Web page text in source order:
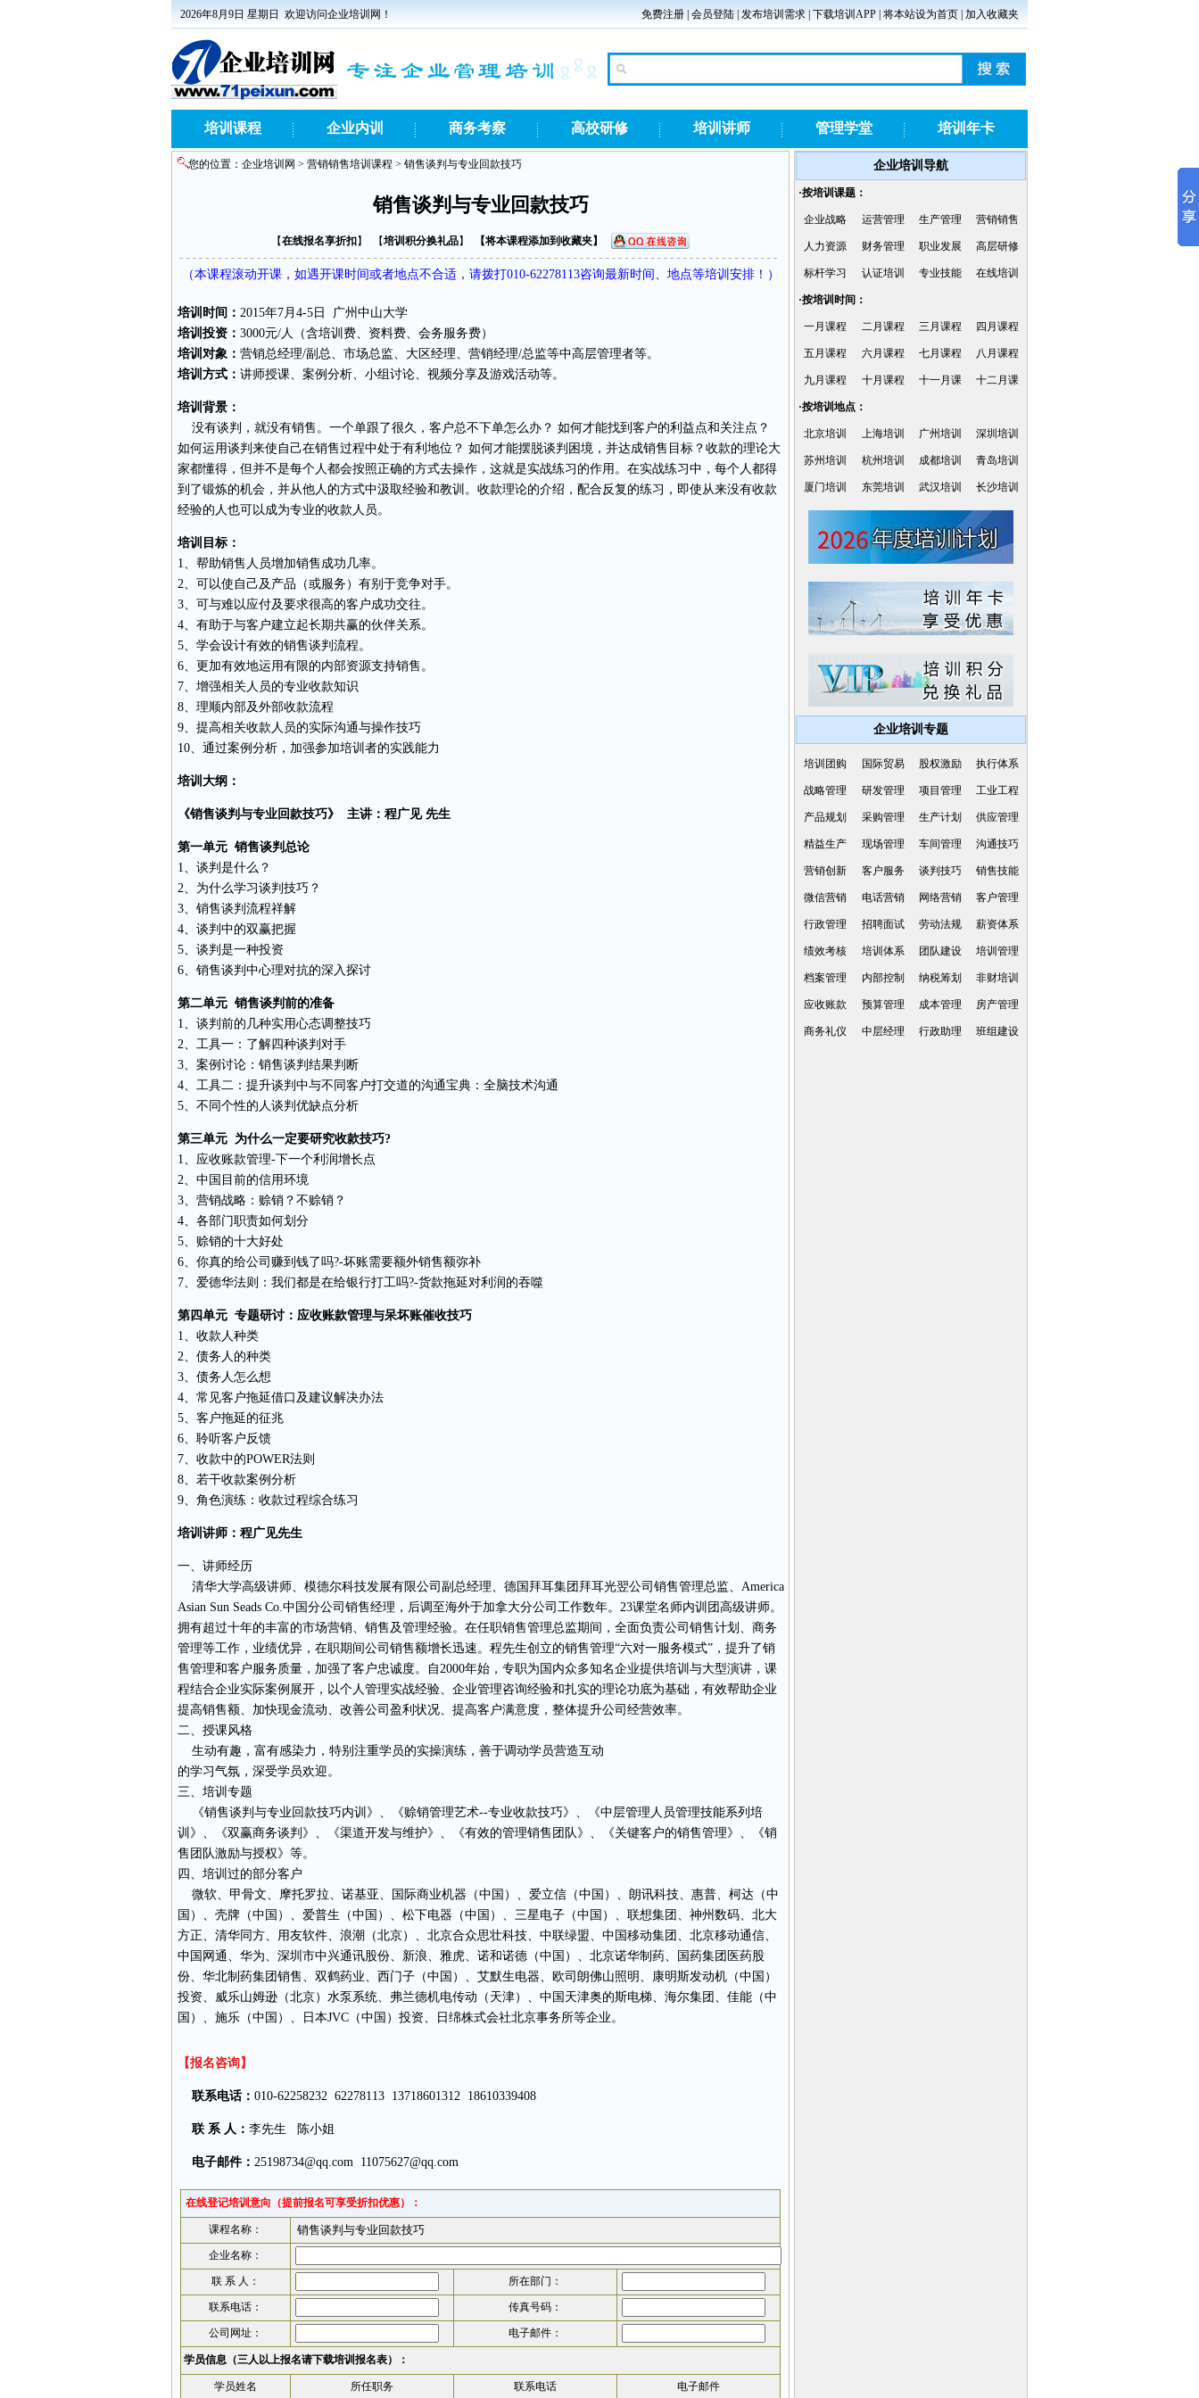
2026年8月9日 星期日 欢迎访问企业培训网！ 免费注册 会员登陆 发布培训需求 下载培训APP 将本站设为首页 加入收藏夹
培训课程 企业内训 商务考察 高校研修 培训讲师 管理学堂 培训年卡
您的位置： 企业培训网 > 营销销售培训课程 > 销售谈判与专业回款技巧
销售谈判与专业回款技巧
【在线报名享折扣】 【培训积分换礼品】 【将本课程添加到收藏夹】
（本课程滚动开课，如遇开课时间或者地点不合适，请拨打010-62278113咨询最新时间、地点等培训安排！）
培训时间： 2015年7月4-5日 广州中山大学
培训投资： 3000元/人（含培训费、资料费、会务服务费）
培训对象： 营销总经理/副总、市场总监、大区经理、营销经理/总监等中高层管理者等。
培训方式： 讲师授课、案例分析、小组讨论、视频分享及游戏活动等。
培训背景：
没有谈判，就没有销售。一个单跟了很久，客户总不下单怎么办？ 如何才能找到客户的利益点和关注点？
如何运用谈判来使自己在销售过程中处于有利地位？ 如何才能摆脱谈判困境，并达成销售目标？收款的理论大
家都懂得，但并不是每个人都会按照正确的方式去操作，这就是实战练习的作用。在实战练习中，每个人都得
到了锻炼的机会，并从他人的方式中汲取经验和教训。收款理论的介绍，配合反复的练习，即使从来没有收款
经验的人也可以成为专业的收款人员。
培训目标：
1、帮助销售人员增加销售成功几率。
2、可以使自己及 产品 （或服务）有别于竞争对手。
3、可与难以应付及要求很高的客户成功交往。
4、有助于与客户建立起长期共赢的伙伴关系。
5、学会设计有效的销售谈判 流程。
6、更加有效地运用有限的内部资源支持销售。
7、增强相关人员的专业收款知识
8、理顺内部及外部收款流程
9、提高相关收款人员的实际沟通与操作技巧
10、通过案例分析，加强参加培训者的实践能力
培训大纲：
《销售谈判与专业回款技巧》 主讲：程广见 先生
第一单元 销售谈判总论
1、谈判是什么？
2、为什么学习谈判技巧？
3、销售谈判流程祥解
4、谈判中的双赢把握
5、谈判是一种投资
6、销售谈判中心理对抗的深入探讨
第二单元 销售谈判前的准备
1、谈判前的几种实用心态调整技巧
2、 工具一：了解四种谈判对手
3、案例讨论：销售谈判结果判断
4、工具二：提升谈判中与不同客户打交道的沟通宝典：全脑技术沟通
5、不同个性的人谈判优缺点分析
第三单元 为什么一定要研究收款技巧?
1、应收账款管理-下一个利润增长点
2、中国目前的信用环境
3、营销战略：赊销？不赊销？
4、各部门职责如何划分
5、赊销的十大好处
6、你真的给公司赚到钱了吗?-坏账需要额外销售额弥补
7、爱德华法则：我们都是在给银行打工吗?-货款拖延对利润的吞噬
第四单元 专题研讨：应收账款管理与呆坏账催收技巧
1、收款人种类
2、债务人的种类
3、债务人怎么想
4、常见客户拖延借口及建议解决办法
5、客户拖延的征兆
6、聆听客户反馈
7、收款中的POWER法则
8、若干收款案例分析
9、角色演练：收款过程综合练习
培训讲师：程广见先生
一、讲师经历
清华大学高级讲师、模德尔科技发展有限公司副总经理、德国拜耳集团拜耳光翌公司销售管理总监、America
Asian Sun Seads Co.中国分公司销售经理，后调至海外于加拿大分公司工作数年。23课堂名师内训 团高级讲师。
拥有超过十年的丰富的市场营销、销售及管理经验。在任职销售管理总监期间，全面负责公司销售计划、商务
管理等工作，业绩优异，在职期间公司销售额增长迅速。程先生创立的销售管理“六对一服务模式”，提升了销
售管理和客户服务质量，加强了客户忠诚度。自2000年始，专职为国内众多知名企业提供培训与大型演讲，课
程结合企业实际案例展开，以个人管理实战经验、企业管理咨询经验和扎实的理论功底为基础，有效帮助企业
提高销售额、加快现金流动、改善公司盈利状况、提高客户满意度，整体提升公司经营效率。
二、授课风格
生动有趣，富有感染力，特别注重学员的实操演练，善于调动学员营造互动
的学习气氛，深受学员欢迎。
三、培训专题
《销售谈判与专业回款技巧内训》、《赊销管理艺术--专业收款技巧》、《中层管理人员管理技能系列培
训》、《双赢商务谈判》、《渠道开发与维护》、《有效的管理销售团队》、《关键客户的销售管理》、《销
售团队激励与授权》等。
四、培训过的部分客户
微软、甲骨文、摩托罗拉、诺基亚、国际商业机器（中国）、爱立信（中国）、朗讯科技、惠普、柯达（中
国）、壳牌（中国）、爱普生（中国）、松下电器（中国）、三星电子（中国）、联想集团、神州数码、北大
方正、清华同方、用友软件、浪潮（北京）、北京合众思壮科技、中联绿盟、中国移动集团、北京移动通信、
中国网通、华为、深圳市中兴通讯股份、新浪、雅虎、诺和诺德（中国）、北京诺华制药、国药集团医药股
份、华北制药集团销售、双鹤药业、西门子（中国）、艾默生电器、欧司朗佛山照明、康明斯发动机（中国）
投资、威乐山姆逊（北京）水泵系统、弗兰德机电传动（天津）、中国天津奥的斯电梯、海尔集团、佳能（中
国）、施乐（中国）、日本JVC（中国）投资、日绵株式会社北京事务所等企业。
【报名咨询】
联系电话： 010-62258232 62278113 13718601312 18610339408
联 系 人： 李先生 陈小姐
电子邮件： 25198734@qq.com 11075627@qq.com
在线登记培训意向（提前报名可享受折扣优惠）：
课程名称：
企业名称：
联 系 人： 所在部门：
联系电话： 传真号码：
公司网址： 电子邮件：
学员信息（三人以上报名请下载培训报名表）：
学员姓名 所任职务 联系电话 电子邮件
企业培训导航
·按培训课题：
企业战略 运营管理 生产管理 营销销售
人力资源 财务管理 职业发展 高层研修
标杆学习 认证培训 专业技能 在线培训
·按培训时间：
一月课程 二月课程 三月课程 四月课程
五月课程 六月课程 七月课程 八月课程
九月课程 十月课程 十一月课 十二月课
·按培训地点：
北京培训 上海培训 广州培训 深圳培训
苏州培训 杭州培训 成都培训 青岛培训
厦门培训 东莞培训 武汉培训 长沙培训
企业培训专题
培训团购 国际贸易 股权激励 执行体系
战略管理 研发管理 项目管理 工业工程
产品规划 采购管理 生产计划 供应管理
精益生产 现场管理 车间管理 沟通技巧
营销创新 客户服务 谈判技巧 销售技能
微信营销 电话营销 网络营销 客户管理
行政管理 招聘面试 劳动法规 薪资体系
绩效考核 培训体系 团队建设 培训管理
档案管理 内部控制 纳税筹划 非财培训
应收账款 预算管理 成本管理 房产管理
商务礼仪 中层经理 行政助理 班组建设